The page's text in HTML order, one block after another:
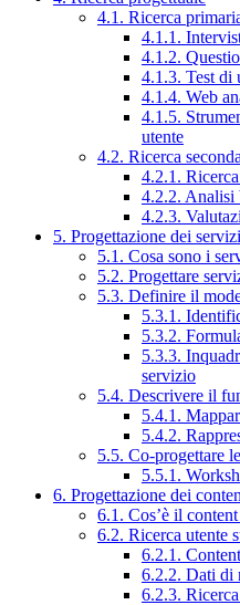
4.1. Ricerca
4.1.1.
4.1.2.
4.1.3. Test di
4.1.4. Web
4.1.5.
utente
4.2. Ricerca
4.2.1.
4.2.2. Analisi
4.2.3.
5. Progettazione dei servizi
5.1. Cosa sono i
5.2. Progettare
5.3. Definire il
5.3.1.
5.3.2.
5.3.3.
servizio
5.4. Descrivere il
5.4.1.
5.4.2.
5.5. Co-progettare
5.5.1.
6. Progettazione dei
6.1. Cos’è il
6.2. Ricerca utente
6.2.1.
6.2.2. Dati di
6.2.3.